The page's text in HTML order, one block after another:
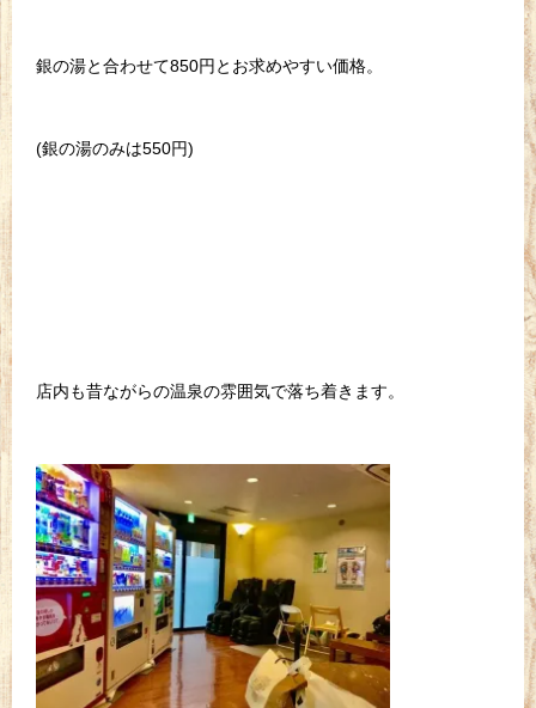
銀の湯と合わせて850円とお求めやすい価格。
(銀の湯のみは550円)
店内も昔ながらの温泉の雰囲気で落ち着きます。